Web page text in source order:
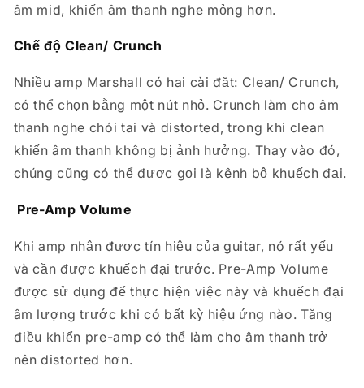
âm mid, khiến âm thanh nghe mỏng hơn.
Chế độ Clean/ Crunch
Nhiều amp Marshall có hai cài đặt: Clean/ Crunch,
có thể chọn bằng một nút nhỏ. Crunch làm cho âm
thanh nghe chói tai và distorted, trong khi clean
khiến âm thanh không bị ảnh hưởng. Thay vào đó,
chúng cũng có thể được gọi là kênh bộ khuếch đại.
Pre-Amp Volume
Khi amp nhận được tín hiệu của guitar, nó rất yếu
và cần được khuếch đại trước. Pre-Amp Volume
được sử dụng để thực hiện việc này và khuếch đại
âm lượng trước khi có bất kỳ hiệu ứng nào. Tăng
điều khiển pre-amp có thể làm cho âm thanh trở
nên distorted hơn.